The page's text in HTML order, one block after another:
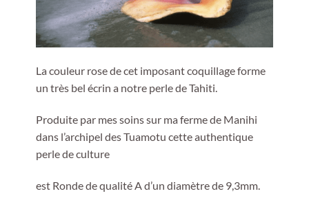
La couleur rose de cet imposant coquillage forme
un très bel écrin a notre perle de Tahiti.
Produite par mes soins sur ma ferme de Manihi
dans l’archipel des Tuamotu cette authentique
perle de culture
est Ronde de qualité A d’un diamètre de 9,3mm.